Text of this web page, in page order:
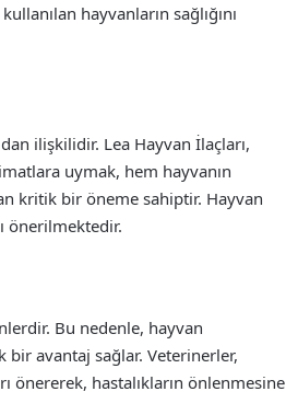
hayvanların sağlığını
ilişkilidir. Lea Hayvan İlaçları,
uymak, hem hayvanın
kritik bir öneme sahiptir. Hayvan
önerilmektedir.
Bu nedenle, hayvan
avantaj sağlar. Veterinerler,
önererek, hastalıkların önlenmesine